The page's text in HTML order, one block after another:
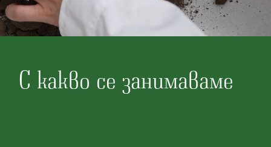
С какво се занимаваме